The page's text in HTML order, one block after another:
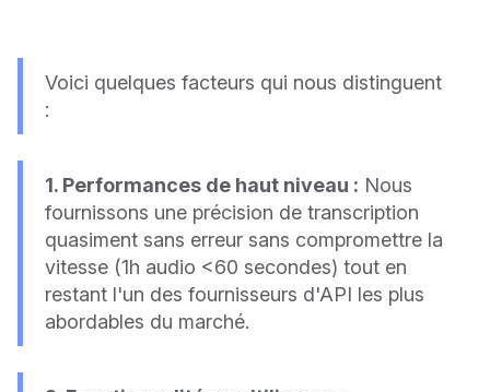
Voici quelques facteurs qui nous distinguent
:
1. Performances de haut niveau : Nous
fournissons une précision de transcription
quasiment sans erreur sans compromettre la
vitesse (1h audio <60 secondes) tout en
restant l'un des fournisseurs d'API les plus
abordables du marché.